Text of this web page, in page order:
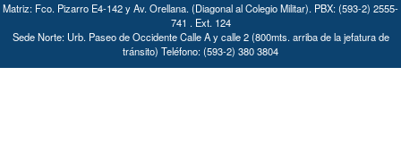
Matriz: Fco. Pizarro E4-142 y Av. Orellana. (Diagonal al Colegio Militar). PBX: (593-2) 2555-
741 . Ext. 124
Sede Norte: Urb. Paseo de Occidente Calle A y calle 2 (800mts. arriba de la jefatura de
tránsito) Teléfono: (593-2) 380 3804